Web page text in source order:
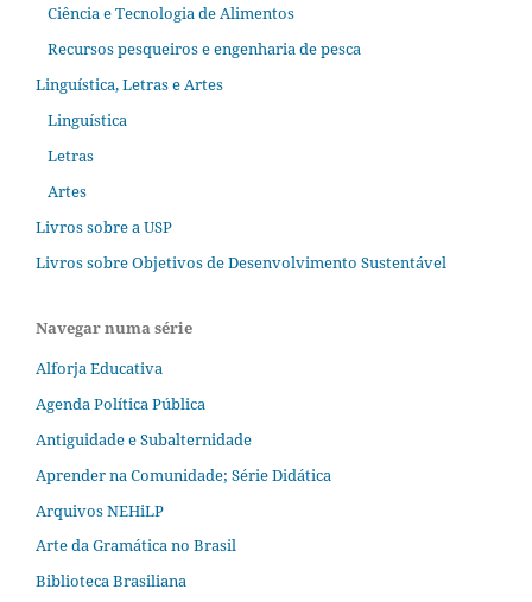
Ciência e Tecnologia de Alimentos
Recursos pesqueiros e engenharia de pesca
Linguística, Letras e Artes
Linguística
Letras
Artes
Livros sobre a USP
Livros sobre Objetivos de Desenvolvimento Sustentável
Navegar numa série
Alforja Educativa
Agenda Política Pública
Antiguidade e Subalternidade
Aprender na Comunidade; Série Didática
Arquivos NEHiLP
Arte da Gramática no Brasil
Biblioteca Brasiliana